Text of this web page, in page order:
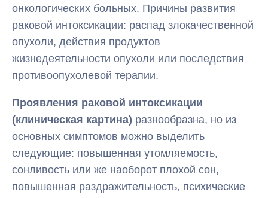
онкологических больных. Причины развития
раковой интоксикации: распад злокачественной
опухоли, действия продуктов
жизнедеятельности опухоли или последствия
противоопухолевой терапии.
Проявления раковой интоксикации
(клиническая картина) разнообразна, но из
основных симптомов можно выделить
следующие: повышенная утомляемость,
сонливость или же наоборот плохой сон,
повышенная раздражительность, психические